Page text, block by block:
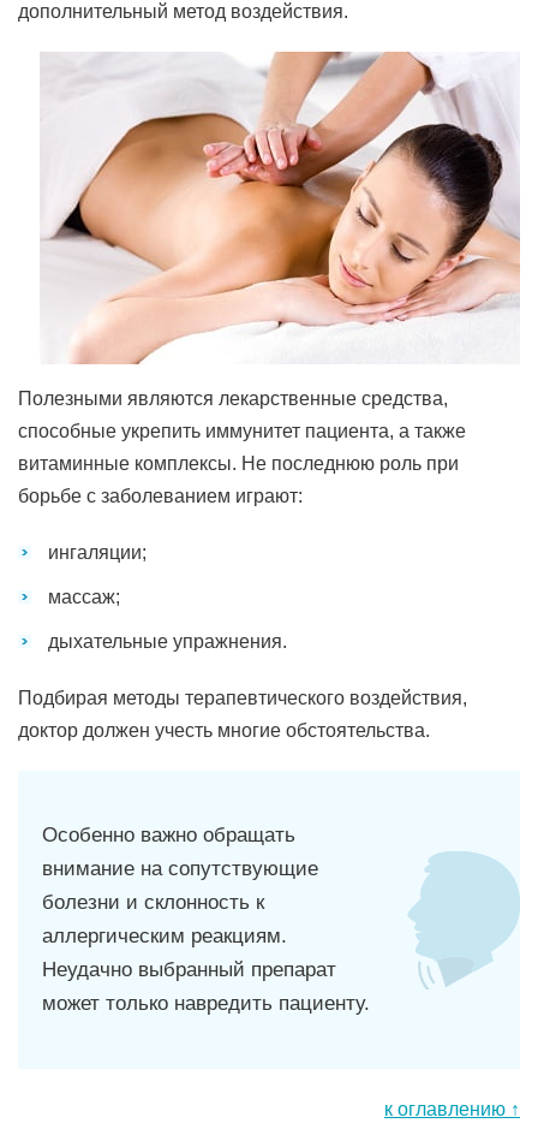
дополнительный метод воздействия.
Полезными являются лекарственные средства,
способные укрепить иммунитет пациента, а также
витаминные комплексы. Не последнюю роль при
борьбе с заболеванием играют:
ингаляции;
массаж;
дыхательные упражнения.
Подбирая методы терапевтического воздействия,
доктор должен учесть многие обстоятельства.
Особенно важно обращать
внимание на сопутствующие
болезни и склонность к
аллергическим реакциям.
Неудачно выбранный препарат
может только навредить пациенту.
к оглавлению ↑